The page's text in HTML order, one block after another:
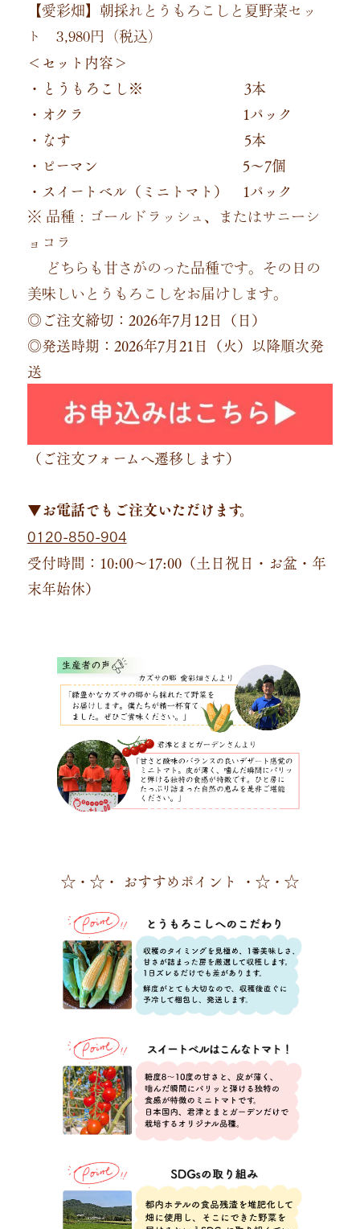
【愛彩畑】朝採れとうもろこしと夏野菜セッ
ト 3,980円（税込）
＜セット内容＞
・とうもろこし※ 3本
・オクラ 1パック
・なす 5本
・ピーマン 5～7個
・スイートベル（ミニトマト） 1パック
※ 品種：ゴールドラッシュ、またはサニーシ
ョコラ
どちらも甘さがのった品種です。その日の
美味しいとうもろこしをお届けします。
◎ご注文締切：2026年7月12日（日）
◎発送時期：2026年7月21日（火）以降順次発
送
（ご注文フォームへ遷移します）
▼お電話でもご注文いただけます。
0120-850-904
受付時間：10:00～17:00（土日祝日・お盆・年
末年始休）
☆・☆・ おすすめポイント ・☆・☆